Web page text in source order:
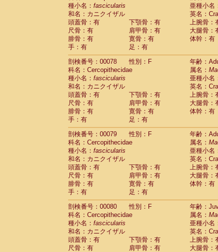
種小名： fascicularis
亜種小名
和名：カニクイザル
英名：
頭蓋骨：有
下顎骨：有
上腕骨：
尺骨：有
肩甲骨：有
大腿骨：
腓骨：有
寛骨：有
体幹：有
手：有
足：有
剖検番号：00078
性別：F
年齢：
科名：Cercopithecidae
属名：
種小名： fascicularis
亜種小名
和名：カニクイザル
英名：
頭蓋骨：有
下顎骨：有
上腕骨：
尺骨：有
肩甲骨：有
大腿骨：
腓骨：有
寛骨：有
体幹：有
手：有
足：有
剖検番号：00079
性別：F
年齢：
科名：Cercopithecidae
属名：
種小名： fascicularis
亜種小名
和名：カニクイザル
英名：
頭蓋骨：有
下顎骨：有
上腕骨：
尺骨：有
肩甲骨：有
大腿骨：
腓骨：有
寛骨：有
体幹：有
手：有
足：有
剖検番号：00080
性別：F
年齢：
科名：Cercopithecidae
属名：
種小名： fascicularis
亜種小名
和名：カニクイザル
英名：
頭蓋骨：有
下顎骨：有
上腕骨：
尺骨：有
肩甲骨：有
大腿骨：